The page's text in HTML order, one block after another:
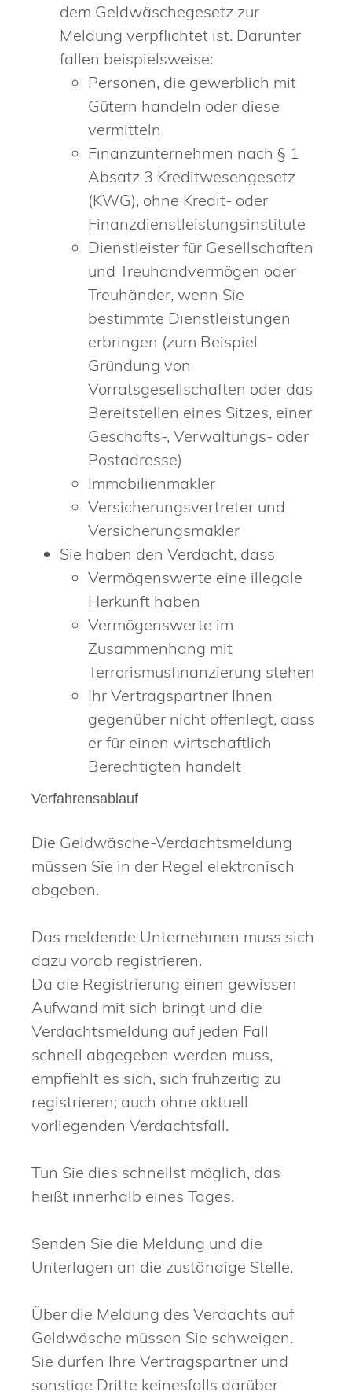
dem Geldwäschegesetz zur
Meldung verpflichtet ist. Darunter
fallen beispielsweise:
Personen, die gewerblich mit
Gütern handeln oder diese
vermitteln
Finanzunternehmen nach § 1
Absatz 3 Kreditwesengesetz
(KWG), ohne Kredit- oder
Finanzdienstleistungsinstitute
Dienstleister für Gesellschaften
und Treuhandvermögen oder
Treuhänder, wenn Sie
bestimmte Dienstleistungen
erbringen (zum Beispiel
Gründung von
Vorratsgesellschaften oder das
Bereitstellen eines Sitzes, einer
Geschäfts-, Verwaltungs- oder
Postadresse)
Immobilienmakler
Versicherungsvertreter und
Versicherungsmakler
Sie haben den Verdacht, dass
Vermögenswerte eine illegale
Herkunft haben
Vermögenswerte im
Zusammenhang mit
Terrorismusfinanzierung stehen
Ihr Vertragspartner Ihnen
gegenüber nicht offenlegt, dass
er für einen wirtschaftlich
Berechtigten handelt
Verfahrensablauf
Die Geldwäsche-Verdachtsmeldung
müssen Sie in der Regel elektronisch
abgeben.
Das meldende Unternehmen muss sich
dazu vorab registrieren.
Da die Registrierung einen gewissen
Aufwand mit sich bringt und die
Verdachtsmeldung auf jeden Fall
schnell abgegeben werden muss,
empfiehlt es sich, sich frühzeitig zu
registrieren; auch ohne aktuell
vorliegenden Verdachtsfall.
Tun Sie dies schnellst möglich, das
heißt innerhalb eines Tages.
Senden Sie die Meldung und die
Unterlagen an die zuständige Stelle.
Über die Meldung des Verdachts auf
Geldwäsche müssen Sie schweigen.
Sie dürfen Ihre Vertragspartner und
sonstige Dritte keinesfalls darüber